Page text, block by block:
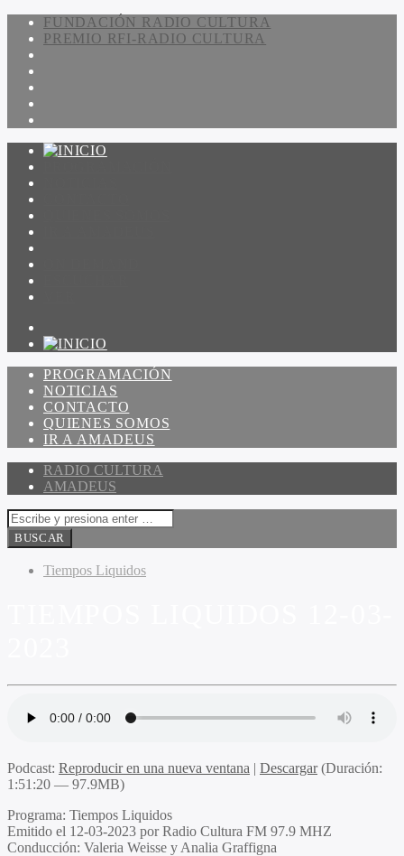
FUNDACIÓN RADIO CULTURA
PREMIO RFI-RADIO CULTURA
PROGRAMACIÓN
NOTICIAS
CONTACTO
QUIENES SOMOS
IR A AMADEUS
RADIO CULTURA
AMADEUS
Tiempos Liquidos
Podcast: Reproducir en una nueva ventana | Descargar(Duración:
1:51:20 — 97.9MB)
Programa: Tiempos Liquidos
Emitido el 12-03-2023 por Radio Cultura FM 97.9 MHZ
Conducción: Valeria Weisse y Analia Graffigna